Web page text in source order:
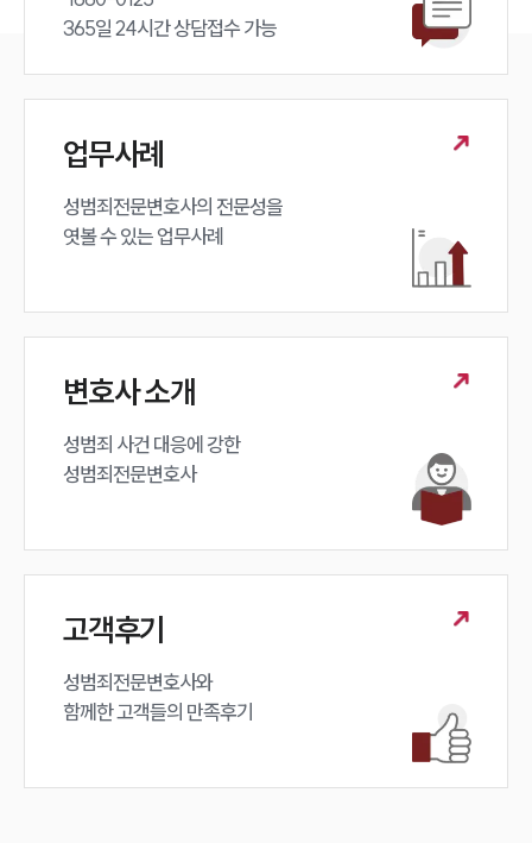
주요 업무사례
사례분석/최신동향
성범죄대응부 업무
구성원 소개
성범죄전문변호사
공지사항
법률 블로그
대륜법률상담예약
365일 24시간 상담접수 가능
업무사례
성범죄전문변호사의 전문성을
엿볼 수 있는 업무사례
변호사 소개
성범죄 사건 대응에 강한
성범죄전문변호사
고객후기
성범죄전문변호사와
함께한 고객들의 만족후기